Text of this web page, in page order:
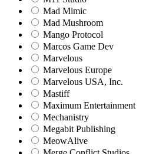
Mad Mimic
Mad Mushroom
Mango Protocol
Marcos Game Dev
Marvelous
Marvelous Europe
Marvelous USA, Inc.
Mastiff
Maximum Entertainment
Mechanistry
Megabit Publishing
MeowAlive